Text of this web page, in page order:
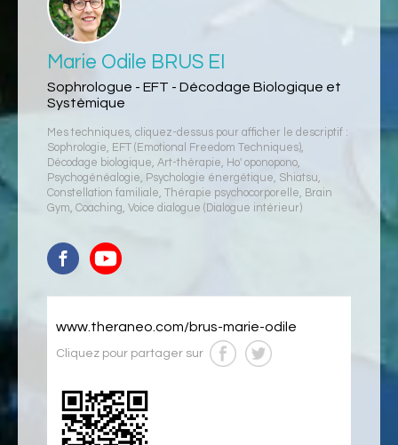
Marie Odile BRUS EI
Sophrologue - EFT - Décodage Biologique et
Systèmique
Mes techniques, cliquez-dessus pour afficher le descriptif :
Sophrologie, EFT (Emotional Freedom Techniques),
Décodage biologique, Art-thérapie, Ho' oponopono,
Psychogénéalogie, Psychologie énergétique, Shiatsu,
Constellation familiale, Thérapie psychocorporelle, Brain
Gym, Coaching, Voice dialogue (Dialogue intérieur)
www.theraneo.com/brus-marie-odile
Cliquez pour partager sur